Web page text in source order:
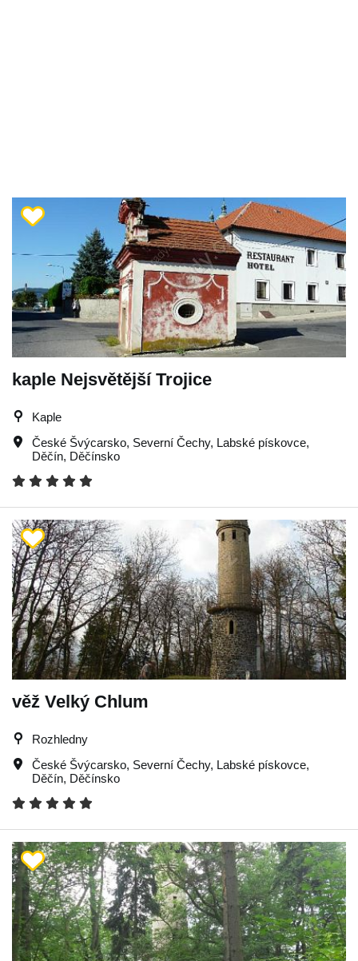
kaple Nejsvětější Trojice
Kaple
České Švýcarsko, Severní Čechy, Labské pískovce,
Děčín, Děčínsko
věž Velký Chlum
Rozhledny
České Švýcarsko, Severní Čechy, Labské pískovce,
Děčín, Děčínsko